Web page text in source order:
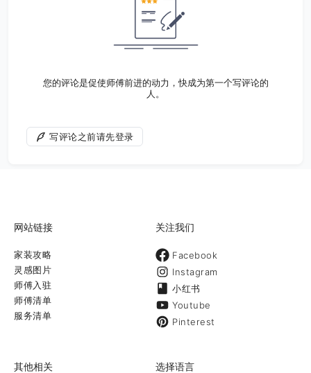
您的评论是促使师傅前进的动力，快成为第一个写评论的
人。
写评论之前请先登录
网站链接
家装攻略
灵感图片
师傅入驻
师傅清单
服务清单
关注我们
Facebook
Instagram
小红书
Youtube
Pinterest
其他相关 选择语言